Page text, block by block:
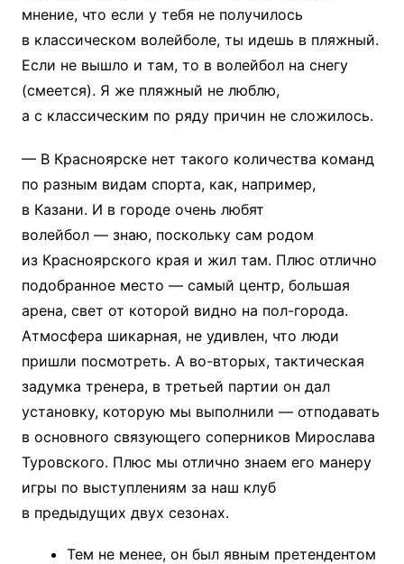
мнение, что если у тебя не получилось
в классическом волейболе, ты идешь в пляжный.
Если не вышло и там, то в волейбол на снегу
(смеется). Я же пляжный не люблю,
а с классическим по ряду причин не сложилось.
— В Красноярске нет такого количества команд
по разным видам спорта, как, например,
в Казани. И в городе очень любят
волейбол — знаю, поскольку сам родом
из Красноярского края и жил там. Плюс отлично
подобранное место — самый центр, большая
арена, свет от которой видно на пол-города.
Атмосфера шикарная, не удивлен, что люди
пришли посмотреть. А во-вторых, тактическая
задумка тренера, в третьей партии он дал
установку, которую мы выполнили — отподавать
в основного связующего соперников Мирослава
Туровского. Плюс мы отлично знаем его манеру
игры по выступлениям за наш клуб
в предыдущих двух сезонах.
Тем не менее, он был явным претендентом